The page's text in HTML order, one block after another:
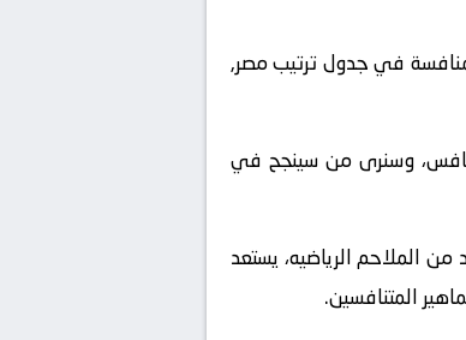
في جدول ترتيب مصر,
وسنرى من سينجح في
الملاحم الرياضيه، يستعد
المتنافسين.